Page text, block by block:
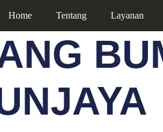
Home Tentang Layanan